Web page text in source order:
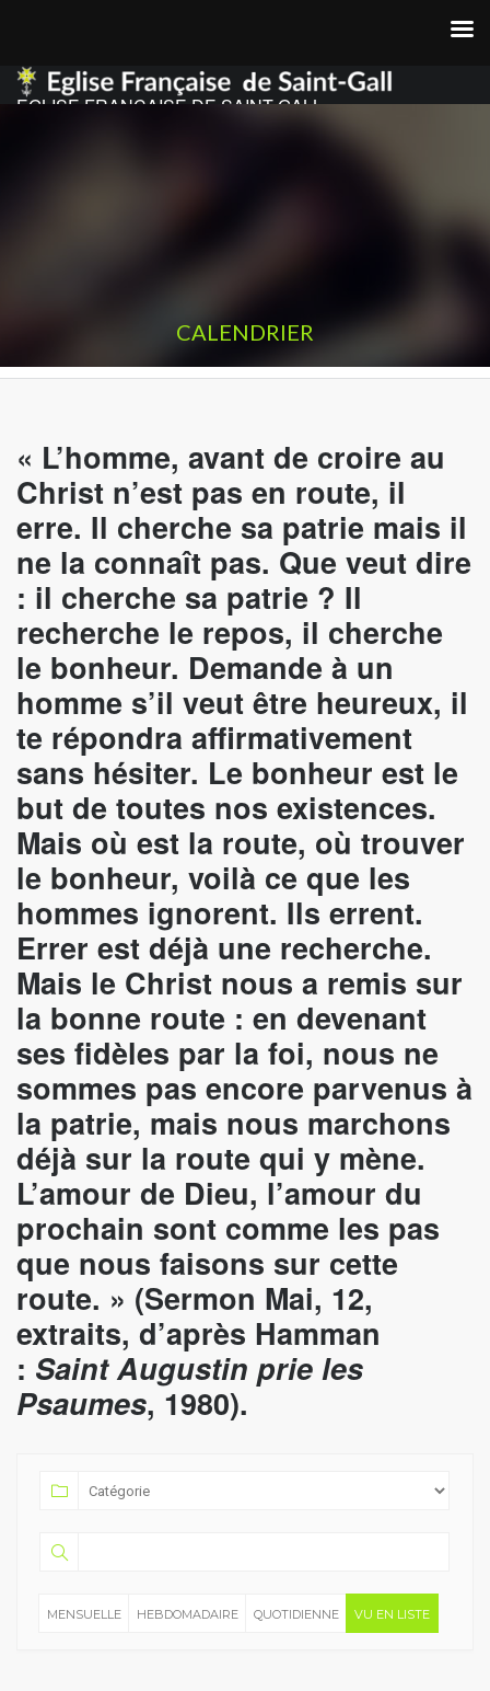
EGLISE FRANCAISE DE SAINT GALL
CALENDRIER
« L’homme, avant de croire au
Christ n’est pas en route, il
erre. Il cherche sa patrie mais il
ne la connaît pas. Que veut dire
: il cherche sa patrie ? Il
recherche le repos, il cherche
le bonheur. Demande à un
homme s’il veut être heureux, il
te répondra affirmativement
sans hésiter. Le bonheur est le
but de toutes nos existences.
Mais où est la route, où trouver
le bonheur, voilà ce que les
hommes ignorent. Ils errent.
Errer est déjà une recherche.
Mais le Christ nous a remis sur
la bonne route : en devenant
ses fidèles par la foi, nous ne
sommes pas encore parvenus à
la patrie, mais nous marchons
déjà sur la route qui y mène.
L’amour de Dieu, l’amour du
prochain sont comme les pas
que nous faisons sur cette
route. » (Sermon Mai, 12,
extraits, d’après Hamman
: Saint Augustin prie les
Psaumes, 1980).
MENSUELLE HEBDOMADAIRE QUOTIDIENNE VU EN LISTE